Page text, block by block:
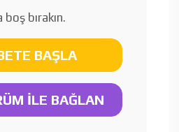
bırakın.
BAŞLA
İLE BAĞLAN